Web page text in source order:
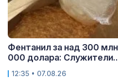
Фентанил за над 300
000 долара:
12:35 • 07.08.26